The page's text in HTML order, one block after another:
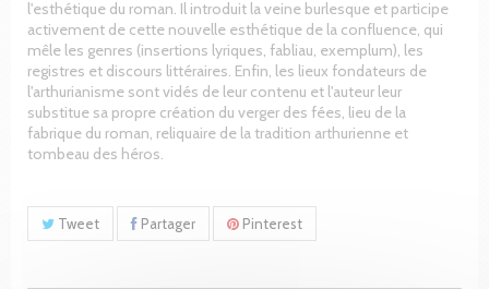
l'esthétique du roman. Il introduit la veine burlesque et participe
activement de cette nouvelle esthétique de la confluence, qui
mêle les genres (insertions lyriques, fabliau, exemplum), les
registres et discours littéraires. Enfin, les lieux fondateurs de
l'arthurianisme sont vidés de leur contenu et l'auteur leur
substitue sa propre création du verger des fées, lieu de la
fabrique du roman, reliquaire de la tradition arthurienne et
tombeau des héros.
Tweet Partager Pinterest